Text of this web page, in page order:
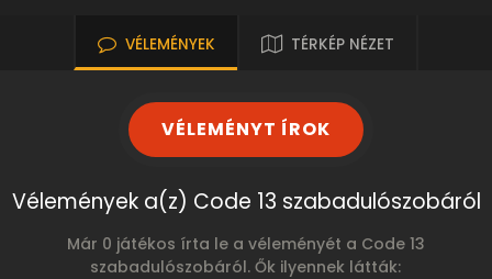
VÉLEMÉNYEK TÉRKÉP NÉZET
VÉLEMÉNYT ÍROK
Vélemények a(z) Code 13 szabadulószobáról
Már 0 játékos írta le a véleményét a Code 13
szabadulószobáról. Ők ilyennek látták: